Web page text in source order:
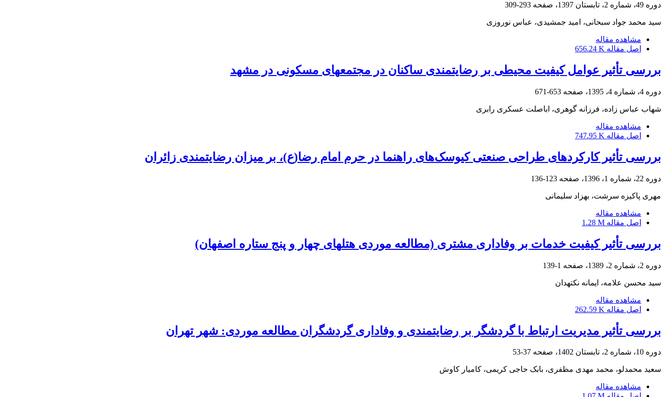
دوره 49، شماره 2، تابستان 1397، صفحه 293-309
سید محمد جواد سبحانی، امید جمشیدی، عباس نوروزی
مشاهده مقاله
اصل مقاله 656.24 K
بررسی تأثیر عوامل کیفیت محیطی بر رضایتمندی ساکنان در مجتمع‎های مسکونی در مشهد
دوره 4، شماره 4، 1395، صفحه 653-671
شهاب عباس زاده، فرزانه گوهری، اباصلت عسکری رابری
مشاهده مقاله
اصل مقاله 747.95 K
بررسی تأثیر کارکردهای طراحی صنعتی کیوسک‌های راهنما در حرم امام رضا(ع)، بر میزان رضایتمندی زائران
دوره 22، شماره 1، 1396، صفحه 123-136
مهری پاکیزه سرشت، بهزاد سلیمانی
مشاهده مقاله
اصل مقاله 1.28 M
بررسی تأثیر کیفیت خدمات بر وفاداری مشتری (مطالعه موردی هتل‎های چهار و پنج ستاره اصفهان)
دوره 2، شماره 2، 1389، صفحه 1-139
سید محسن علامه، ایمانه نکته‎دان
مشاهده مقاله
اصل مقاله 262.59 K
بررسی تأثیر مدیریت ارتباط با گردشگر بر رضایتمندی و وفاداری گردشگران مطالعه موردی: شهر تهران
دوره 10، شماره 2، تابستان 1402، صفحه 37-53
سعید محمدلو، محمد مهدی مظفری، بابک حاجی کریمی، کامیار کاوش
مشاهده مقاله